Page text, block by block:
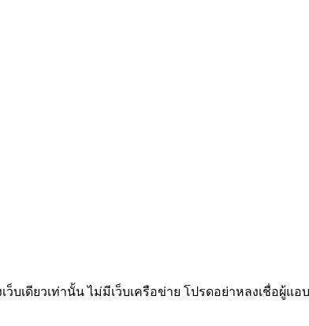
งเว็บเดียวเท่านั้น ไม่มีเว็บเครือข่าย โปรดอย่าหลงเชื่อผู้